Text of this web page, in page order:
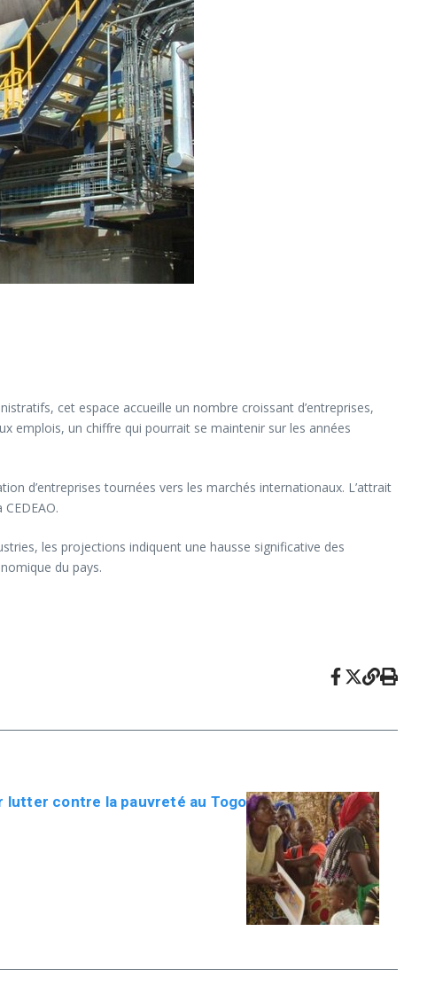
cet espace accueille un nombre croissant d’entreprises,
emplois, un chiffre qui pourrait se maintenir sur les années
d’entreprises tournées vers les marchés internationaux. L’attrait
les projections indiquent une hausse significative des
du pays.
lutter contre la pauvreté au Togo